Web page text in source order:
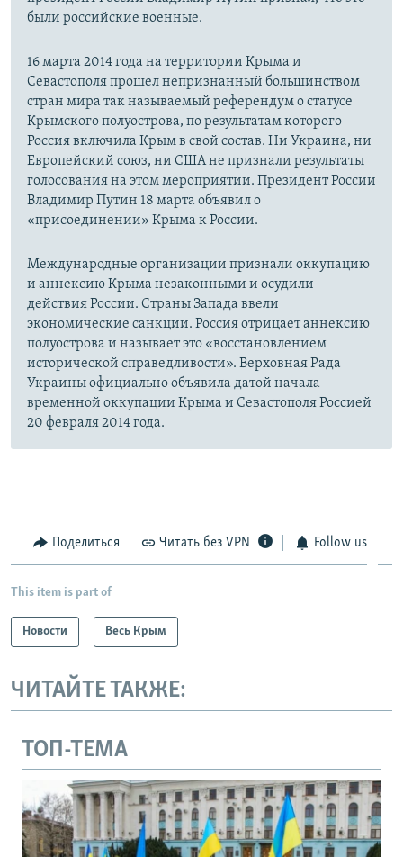
были российские военные.
16 марта 2014 года на территории Крыма и
Севастополя прошел непризнанный большинством
стран мира так называемый референдум о статусе
Крымского полуострова, по результатам которого
Россия включила Крым в свой состав. Ни Украина, ни
Европейский союз, ни США не признали результаты
голосования на этом мероприятии. Президент России
Владимир Путин 18 марта объявил о
«присоединении» Крыма к России.
Международные организации признали оккупацию
и аннексию Крыма незаконными и осудили
действия России. Страны Запада ввели
экономические санкции. Россия отрицает аннексию
полуострова и называет это «восстановлением
исторической справедливости». Верховная Рада
Украины официально объявила датой начала
временной оккупации Крыма и Севастополя Россией
20 февраля 2014 года.
Поделиться Читать без VPN Follow us
This item is part of
Новости Весь Крым
ЧИТАЙТЕ ТАКЖЕ:
ТОП-ТЕМА